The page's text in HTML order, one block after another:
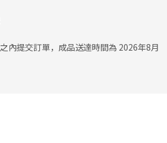
之內提交訂單，成品送達時間為 2026年8月